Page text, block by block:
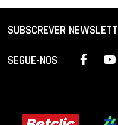
SUBSCREVER
SEGUE-NOS